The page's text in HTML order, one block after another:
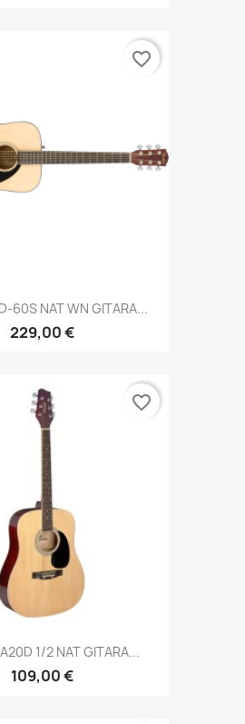
60S NAT WN GITARA...
229,00 €
favorite_border
1/2 NAT GITARA...
109,00 €
favorite_border